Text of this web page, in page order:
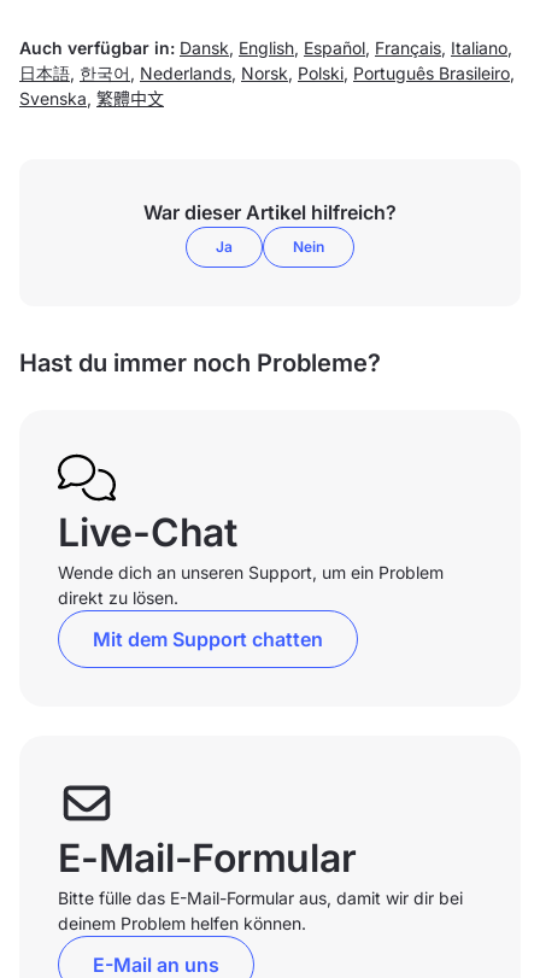
Auch verfügbar in: Dansk, English, Español, Français, Italiano,
日本語, 한국어 , Nederlands, Norsk, Polski, Português Brasileiro,
Svenska, 繁體中文
War dieser Artikel hilfreich?
Ja Nein
Hast du immer noch Probleme?
Live-Chat
Wende dich an unseren Support, um ein Problem
direkt zu lösen.
Mit dem Support chatten
E-Mail-Formular
Bitte fülle das E-Mail-Formular aus, damit wir dir bei
deinem Problem helfen können.
E-Mail an uns